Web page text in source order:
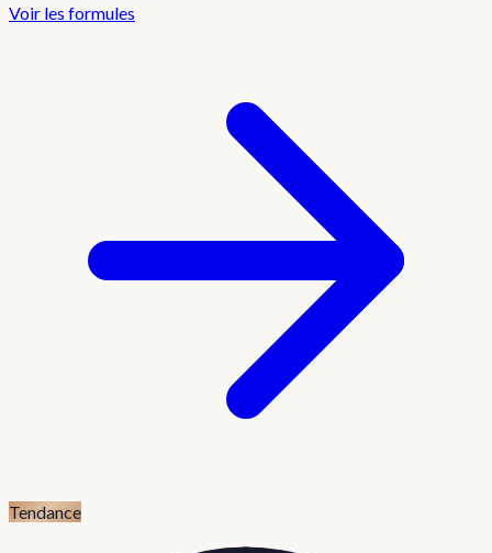
Voir les formules
Tendance